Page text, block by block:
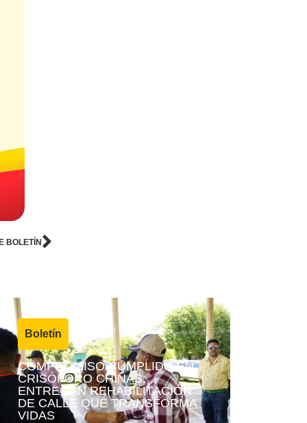
BOLETÍN
Boletín
4 agosto, 2026
COMPROMISO CUMPLIDO EN
CRISÓFORO CHIÑAS;
ENTREGAN REHABILITACIÓN
DE CALLE QUE TRANSFORMA
VIDAS